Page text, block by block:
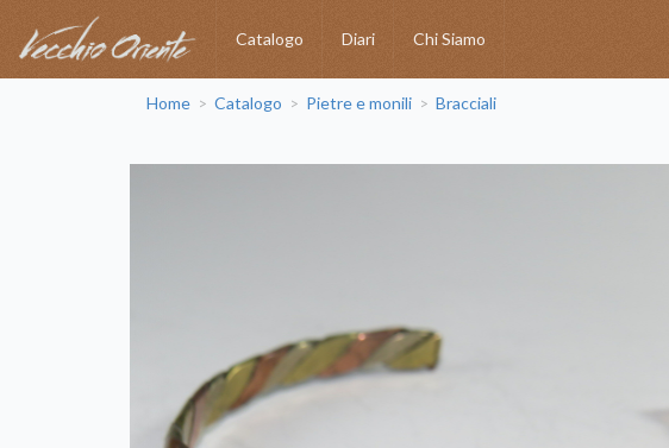
Catalogo Diari Chi Siamo
Home > Catalogo > Pietre e monili > Bracciali